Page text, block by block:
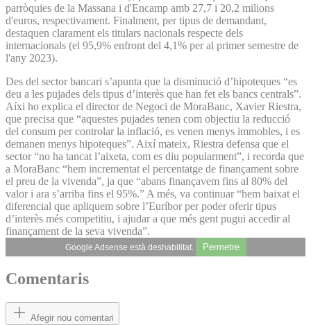
parròquies de la Massana i d'Encamp amb 27,7 i 20,2 milions
d'euros, respectivament. Finalment, per tipus de demandant,
destaquen clarament els titulars nacionals respecte dels
internacionals (el 95,9% enfront del 4,1% per al primer semestre de
l'any 2023).
Des del sector bancari s’apunta que la disminució d’hipoteques “es
deu a les pujades dels tipus d’interès que han fet els bancs centrals”.
Aíxi ho explica el director de Negoci de MoraBanc, Xavier Riestra,
que precisa que “aquestes pujades tenen com objectiu la reducció
del consum per controlar la inflació, es venen menys immobles, i es
demanen menys hipoteques”. Així mateix, Riestra defensa que el
sector “no ha tancat l’aixeta, com es diu popularment”, i recorda que
a MoraBanc “hem incrementat el percentatge de finançament sobre
el preu de la vivenda”, ja que “abans finançavem fins al 80% del
valor i ara s’arriba fins el 95%.” A més, va continuar “hem baixat el
diferencial que apliquem sobre l’Euríbor per poder oferir tipus
d’interès més competitiu, i ajudar a que més gent pugui accedir al
finançament de la seva vivenda”.
Google Adsense està deshabilitat. Permetre
Comentaris
Afegir nou comentari